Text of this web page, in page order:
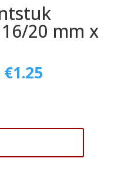
20 mm x
€1.25